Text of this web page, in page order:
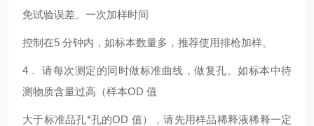
免试验误差。一次加样时间
控制在5 分钟内，如标本数量多，推荐使用排枪加样。
4 ． 请每次测定的同时做标准曲线，做复孔。如标本中待
测物质含量过高（样本OD 值
大于标准品孔*孔的OD 值），请先用样品稀释液稀释一定